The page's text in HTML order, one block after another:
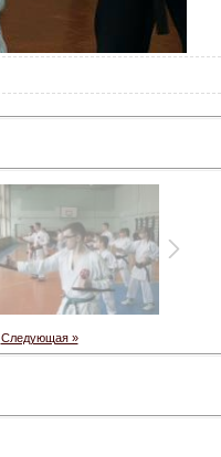
Следующая »